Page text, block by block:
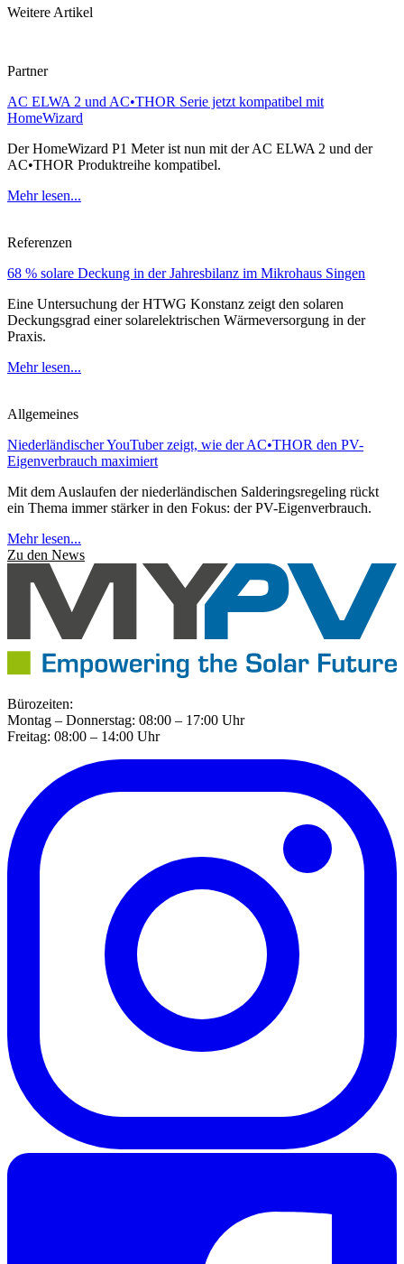
Weitere Artikel
Partner
AC ELWA 2 und AC•THOR Serie jetzt kompatibel mit
HomeWizard
Der HomeWizard P1 Meter ist nun mit der AC ELWA 2 und der
AC•THOR Produktreihe kompatibel.
Mehr lesen...
Referenzen
68 % solare Deckung in der Jahresbilanz im Mikrohaus Singen
Eine Untersuchung der HTWG Konstanz zeigt den solaren
Deckungsgrad einer solarelektrischen Wärmeversorgung in der
Praxis.
Mehr lesen...
Allgemeines
Niederländischer YouTuber zeigt, wie der AC•THOR den PV-
Eigenverbrauch maximiert
Mit dem Auslaufen der niederländischen Salderingsregeling rückt
ein Thema immer stärker in den Fokus: der PV-Eigenverbrauch.
Mehr lesen...
Zu den News
Bürozeiten:
Montag – Donnerstag: 08:00 – 17:00 Uhr
Freitag: 08:00 – 14:00 Uhr